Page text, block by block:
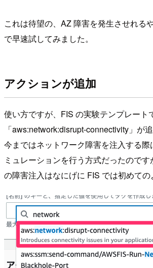
これは待望の、AZ 障害を発生させれる
で早速試してみました。
アクションが追加
使い方ですが、FIS の実験テンプレート
「aws:network:disrupt-connectivity」が
今まではネットワーク障害を注入する
ミュレーションを行う方式だったので
の障害注入はなにげに FIS では初めての